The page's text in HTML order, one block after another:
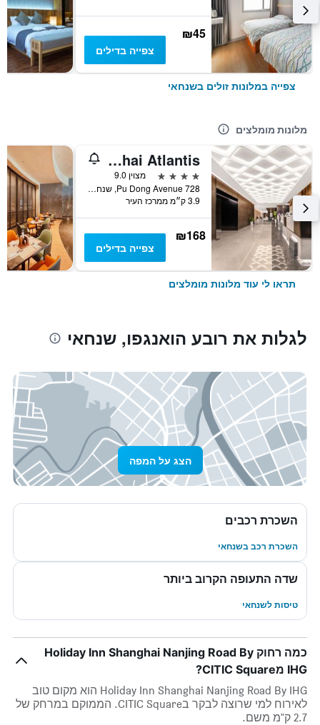
₪45
צפייה בדילים
צפייה במלונות זולים בשנחאי
מלונות מומלצים
Novotel Shanghai Atlantis
4 כוכבים
מצוין 9.0
728 Pu Dong Avenue, שנחאי, סין
3.9 ק״מ ממרכז העיר
₪168
צפייה בדילים
תראו לי עוד מלונות מומלצים
לגלות את רובע הואנגפו, שנחאי
הצג על המפה
השכרת רכבים
השכרת רכב בשנחאי
שדה התעופה הקרוב ביותר
טיסות לשנחאי
כמה רחוק Holiday Inn Shanghai Nanjing Road By
IHG מCITIC Square?
Holiday Inn Shanghai Nanjing Road By IHG הוא מקום טוב
לאירוח למי שרוצה לבקר בCITIC Square. הממוקם במרחק של
2.7 ק"מ משם.